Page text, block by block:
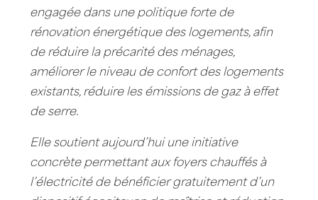
engagée dans une politique forte de
rénovation énergétique des logements, afin
de réduire la précarité des ménages,
améliorer le niveau de confort des logements
existants, réduire les émissions de gaz à effet
de serre.
Elle soutient aujourd’hui une initiative
concrète permettant aux foyers chauffés à
l’électricité de bénéficier gratuitement d’un